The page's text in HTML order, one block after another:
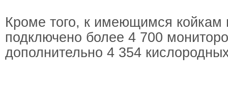
Кроме того, к имеющимся койкам
подключено более 4 700
дополнительно 4 354